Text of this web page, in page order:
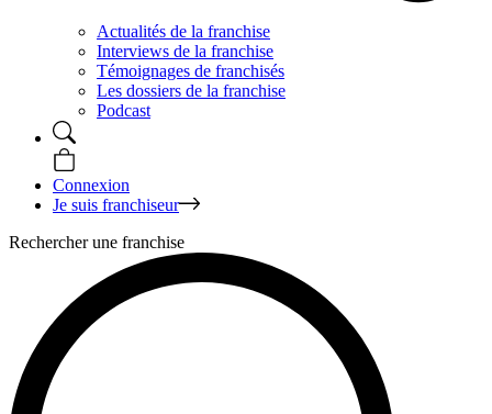
Actualités de la franchise
Interviews de la franchise
Témoignages de franchisés
Les dossiers de la franchise
Podcast
Connexion
Je suis franchiseur
Rechercher une franchise